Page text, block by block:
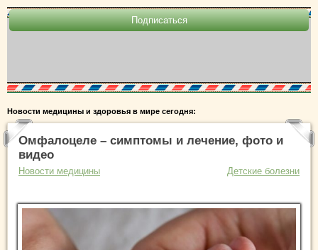
Новости медицины и здоровья в мире сегодня:
Омфалоцеле – симптомы и лечение, фото и
видео
Новости медицины Детские болезни